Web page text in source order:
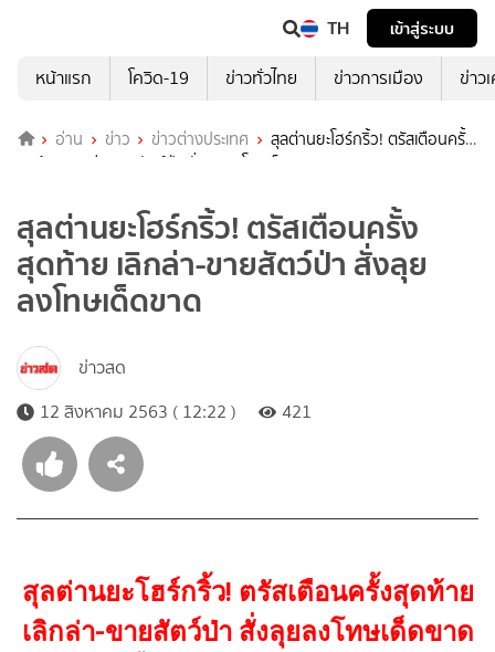
TH
เข้าสู่ระบบ
หน้าแรก
โควิด-19 ข่าวทั่วไทย ข่าวการเมือง ข่าว
อ่าน ข่าว ข่าวต่างประเทศ
สุลต่านยะโฮร์กริ้ว! ตรัสเตือนครั้ง
สุดท้าย เลิกล่า-ขายสัตว์ป่า สั่งลุยลงโทษเด็ดขาด
สุลต่านยะโฮร์กริ้ว! ตรัสเตือนครั้ง
สุดท้าย เลิกล่า-ขายสัตว์ป่า สั่งลุย
ลงโทษเด็ดขาด
ข่าวสด
12 สิงหาคม 2563 ( 12:22 )
421
สุลต่านยะโฮร์กริ้ว! ตรัสเตือนครั้งสุดท้าย
เลิกล่า-ขายสัตว์ป่า สั่งลุยลงโทษเด็ดขาด